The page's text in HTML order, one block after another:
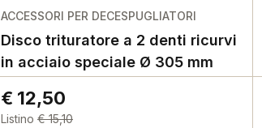
ACCESSORI PER DECESPUGLIATORI
Disco trituratore a 2 denti ricurvi
in acciaio speciale Ø 305 mm
€ 12,50
Listino € 15,10